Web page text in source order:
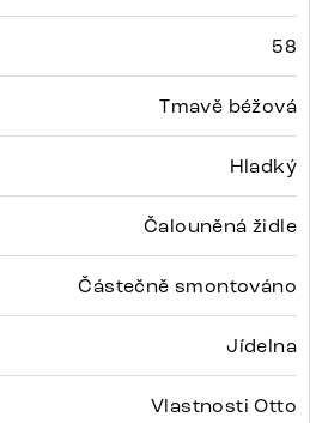
58
Tmavě béžová
Hladký
Čalouněná židle
Částečně smontováno
Jídelna
Vlastnosti Otto